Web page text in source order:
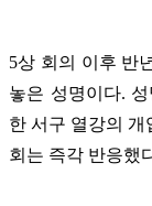
5상 회의 이후 반
놓은 성명이다.
한 서구 열강의
회는 즉각 반응했